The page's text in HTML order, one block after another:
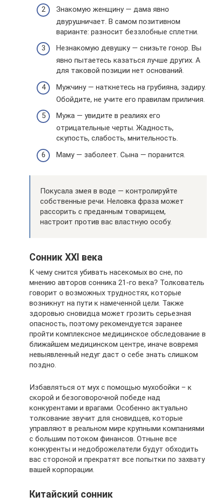
Знакомую женщину — дама явно
двурушничает. В самом позитивном
варианте: разносит беззлобные сплетни.
Незнакомую девушку — снизьте гонор. Вы
явно пытаетесь казаться лучше других. А
для таковой позиции нет оснований.
Мужчину — наткнетесь на грубияна, задиру.
Обойдите, не учите его правилам приличия.
Мужа — увидите в реалиях его
отрицательные черты. Жадность,
скупость, слабость, мнительность.
Маму — заболеет. Сына — поранится.
Покусала змея в воде — контролируйте
собственные речи. Неловка фраза может
рассорить с преданным товарищем,
настроит против вас властную особу.
Сонник XXI века
К чему снится убивать насекомых во сне, по
мнению авторов сонника 21-го века? Толкователь
говорит о возможных трудностях, которые
возникнут на пути к намеченной цели. Также
здоровью сновидца может грозить серьезная
опасность, поэтому рекомендуется заранее
пройти комплексное медицинское обследование в
ближайшем медицинском центре, иначе вовремя
невыявленный недуг даст о себе знать слишком
поздно.
Избавляться от мух с помощью мухобойки – к
скорой и безоговорочной победе над
конкурентами и врагами. Особенно актуально
толкование звучит для сновидцев, которые
управляют в реальном мире крупными компаниями
с большим потоком финансов. Отныне все
конкуренты и недоброжелатели будут обходить
вас стороной и прекратят все попытки по захвату
вашей корпорации.
Китайский сонник